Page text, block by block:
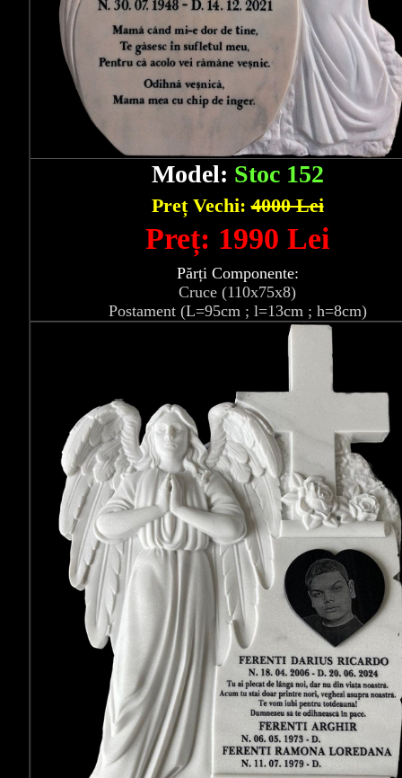
Model: Stoc 152
Preț Vechi:4000 Lei
Preț: 1990 Lei
Părți Componente:
Cruce (110x75x8)
Postament (L=95cm ; l=13cm ; h=8cm)